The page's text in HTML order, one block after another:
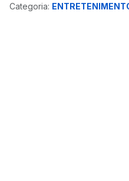
Categoria: